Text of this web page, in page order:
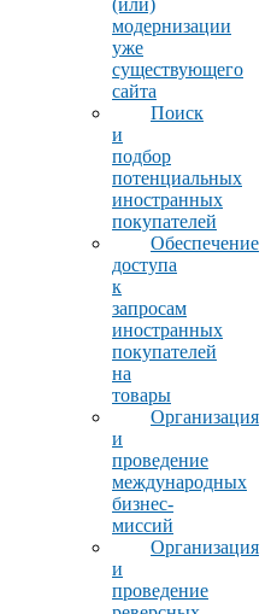
(или)
модернизации
уже
существующего
сайта
Поиск
и
подбор
потенциальных
иностранных
покупателей
Обеспечение
доступа
к
запросам
иностранных
покупателей
на
товары
Организация
и
проведение
международных
бизнес-
миссий
Организация
и
проведение